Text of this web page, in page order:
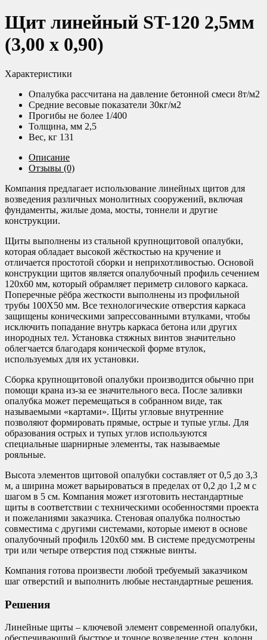
Щит линейный ST-120 2,5мм
(3,00 х 0,90)
Характеристики
Опалубка рассчитана на давление бетонной смеси 8т/м2
Средние весовые показатели 30кг/м2
Прогибы не более 1/400
Толщина, мм 2,5
Вес, кг 131
Описание
Отзывы (0)
Компания предлагает использование линейных щитов для
возведения различных монолитных сооружений, включая
фундаменты, жилые дома, мосты, тоннели и другие
конструкции.
Щиты выполнены из стальной крупнощитовой опалубки,
которая обладает высокой жёсткостью на кручение и
отличается простотой сборки и неприхотливостью. Основой
конструкции щитов является опалубочный профиль сечением
120х60 мм, который обрамляет периметр силового каркаса.
Поперечные рёбра жесткости выполнены из профильной
трубы 100Х50 мм. Все технологические отверстия каркаса
защищены коническими запрессованными втулками, чтобы
исключить попадание внутрь каркаса бетона или других
инородных тел. Установка стяжных винтов значительно
облегчается благодаря конической форме втулок,
используемых для их установки.
Сборка крупнощитовой опалубки производится обычно при
помощи крана из-за ее значительного веса. После заливки
опалубка может перемещаться в собранном виде, так
называемыми «картами». Щиты угловые внутренние
позволяют формировать прямые, острые и тупые углы. Для
образования острых и тупых углов используются
специальные шарнирные элементы, так называемые
рояльные.
Высота элементов щитовой опалубки составляет от 0,5 до 3,3
м, а ширина может варьироваться в пределах от 0,2 до 1,2 м с
шагом в 5 см. Компания может изготовить нестандартные
щиты в соответствии с техническими особенностями проекта
и пожеланиями заказчика. Стеновая опалубка полностью
совместима с другими системами, которые имеют в основе
опалубочный профиль 120х60 мм. В системе предусмотрены
три или четыре отверстия под стяжные винты.
Компания готова произвести любой требуемый заказчиком
шаг отверстий и выполнить любые нестандартные решения.
Решения
Линейные щиты – ключевой элемент современной опалубки,